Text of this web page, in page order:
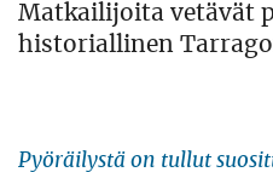
Matkailijoita vetävät
historiallinen
Pyöräilystä on tullut